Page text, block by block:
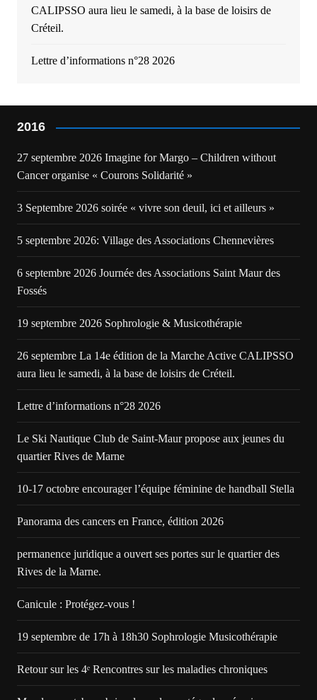
CALIPSSO aura lieu le samedi, à la base de loisirs de
Créteil.
Lettre d’informations n°28 2026
2016
27 septembre 2026 Imagine for Margo – Children without
Cancer organise « Courons Solidarité »
3 Septembre 2026 soirée « vivre son deuil, ici et ailleurs »
5 septembre 2026: Village des Associations Chennevières
6 septembre 2026 Journée des Associations Saint Maur des
Fossés
19 septembre 2026 Sophrologie & Musicothérapie
26 septembre La 14e édition de la Marche Active CALIPSSO
aura lieu le samedi, à la base de loisirs de Créteil.
Lettre d’informations n°28 2026
Le Ski Nautique Club de Saint-Maur propose aux jeunes du
quartier Rives de Marne
10-17 octobre encourager l’équipe féminine de handball Stella
Panorama des cancers en France, édition 2026
permanence juridique a ouvert ses portes sur le quartier des
Rives de la Marne.
Canicule : Protégez-vous !
19 septembre de 17h à 18h30 Sophrologie Musicothérapie
Retour sur les 4ᵉ Rencontres sur les maladies chroniques